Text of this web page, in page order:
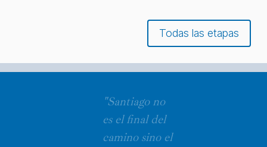
Todas las etapas
"Santiago no
es el final del
camino sino el